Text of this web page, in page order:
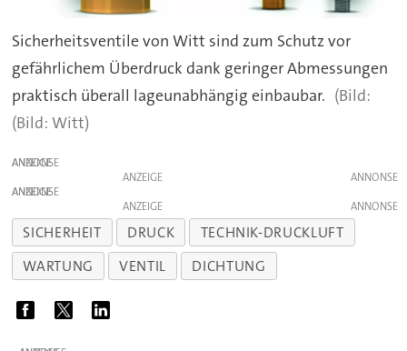
Sicherheitsventile von Witt sind zum Schutz vor
gefährlichem Überdruck dank geringer Abmessungen
praktisch überall lageunabhängig einbaubar.
(Bild: Witt)
ANZEIGE
ANZEIGE
ANZEIGE
ANZEIGE
SICHERHEIT DRUCK
TECHNIK-DRUCKLUFT
WARTUNG
VENTIL DICHTUNG